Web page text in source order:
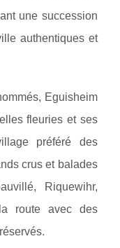
une succession
authentiques et
Eguisheim
fleuries et ses
préféré des
crus et balades
Riquewihr,
route avec des